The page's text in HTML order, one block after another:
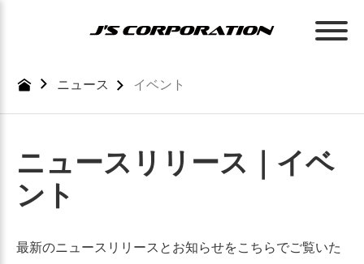
content
ニュース イベント
ニュースリリース｜イベ
ント
最新のニュースリリースとお知らせをこちらでご覧いた